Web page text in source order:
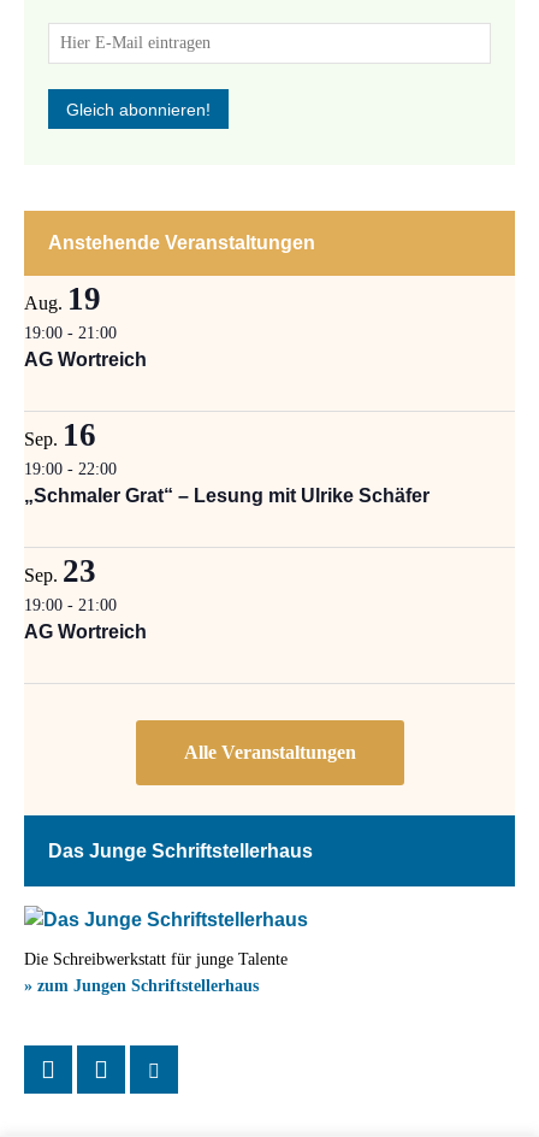
Anstehende Veranstaltungen
Aug. 19
19:00 - 21:00
AG Wortreich
Sep. 16
19:00 - 22:00
„Schmaler Grat“ – Lesung mit Ulrike Schäfer
Sep. 23
19:00 - 21:00
AG Wortreich
Das Junge Schriftstellerhaus
Die Schreibwerkstatt für junge Talente
» zum Jungen Schriftstellerhaus